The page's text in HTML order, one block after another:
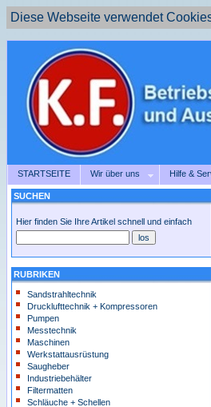
Diese Webseite verwendet
STARTSEITE Wir über uns Hilfe &
SUCHEN
Hier finden Sie Ihre Artikel schnell und einfach
RUBRIKEN
Sandstrahltechnik
Drucklufttechnik + Kompressoren
Pumpen
Messtechnik
Maschinen
Werkstattausrüstung
Saugheber
Industriebehälter
Filtermatten
Schläuche + Schellen